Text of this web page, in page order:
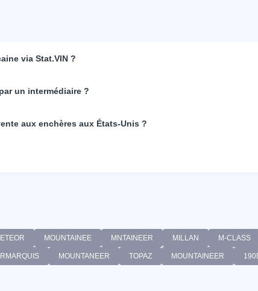
via Stat.VIN ?
un intermédiaire ?
aux enchères aux États-Unis ?
MOUNTAINEE MNTAINEER MILLAN M-CLASS
MOUNTANEER TOPAZ MOUNTAINEER